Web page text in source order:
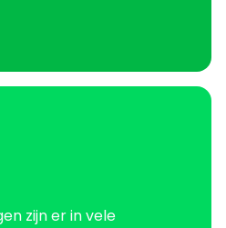
zijn er in vele